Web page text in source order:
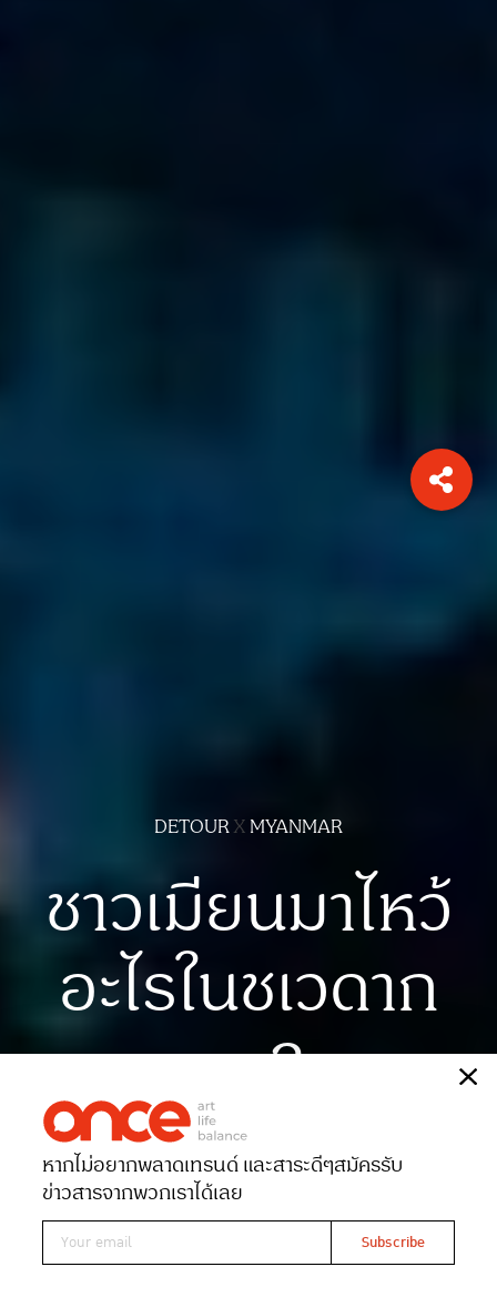
DETOURXMYANMAR
ชาวเมียนมาไหว้
อะไรในชเวดาก
อง?
เรื่องฐิติภัค พินธุกนก
Date 13-10-2020Views 17237
หากไม่อยากพลาดเทรนด์ และสาระดีๆสมัครรับ
ข่าวสารจากพวกเราได้เลย